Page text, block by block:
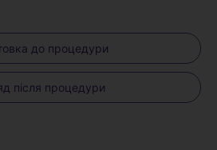
до процедури
після процедури